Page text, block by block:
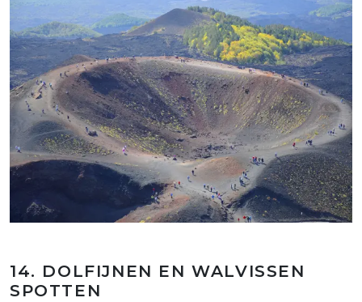
14. DOLFIJNEN EN WALVISSEN
SPOTTEN